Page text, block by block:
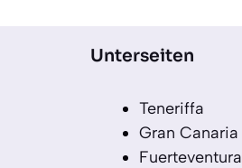
Unterseiten
Teneriffa
Gran Canaria
Fuerteventura